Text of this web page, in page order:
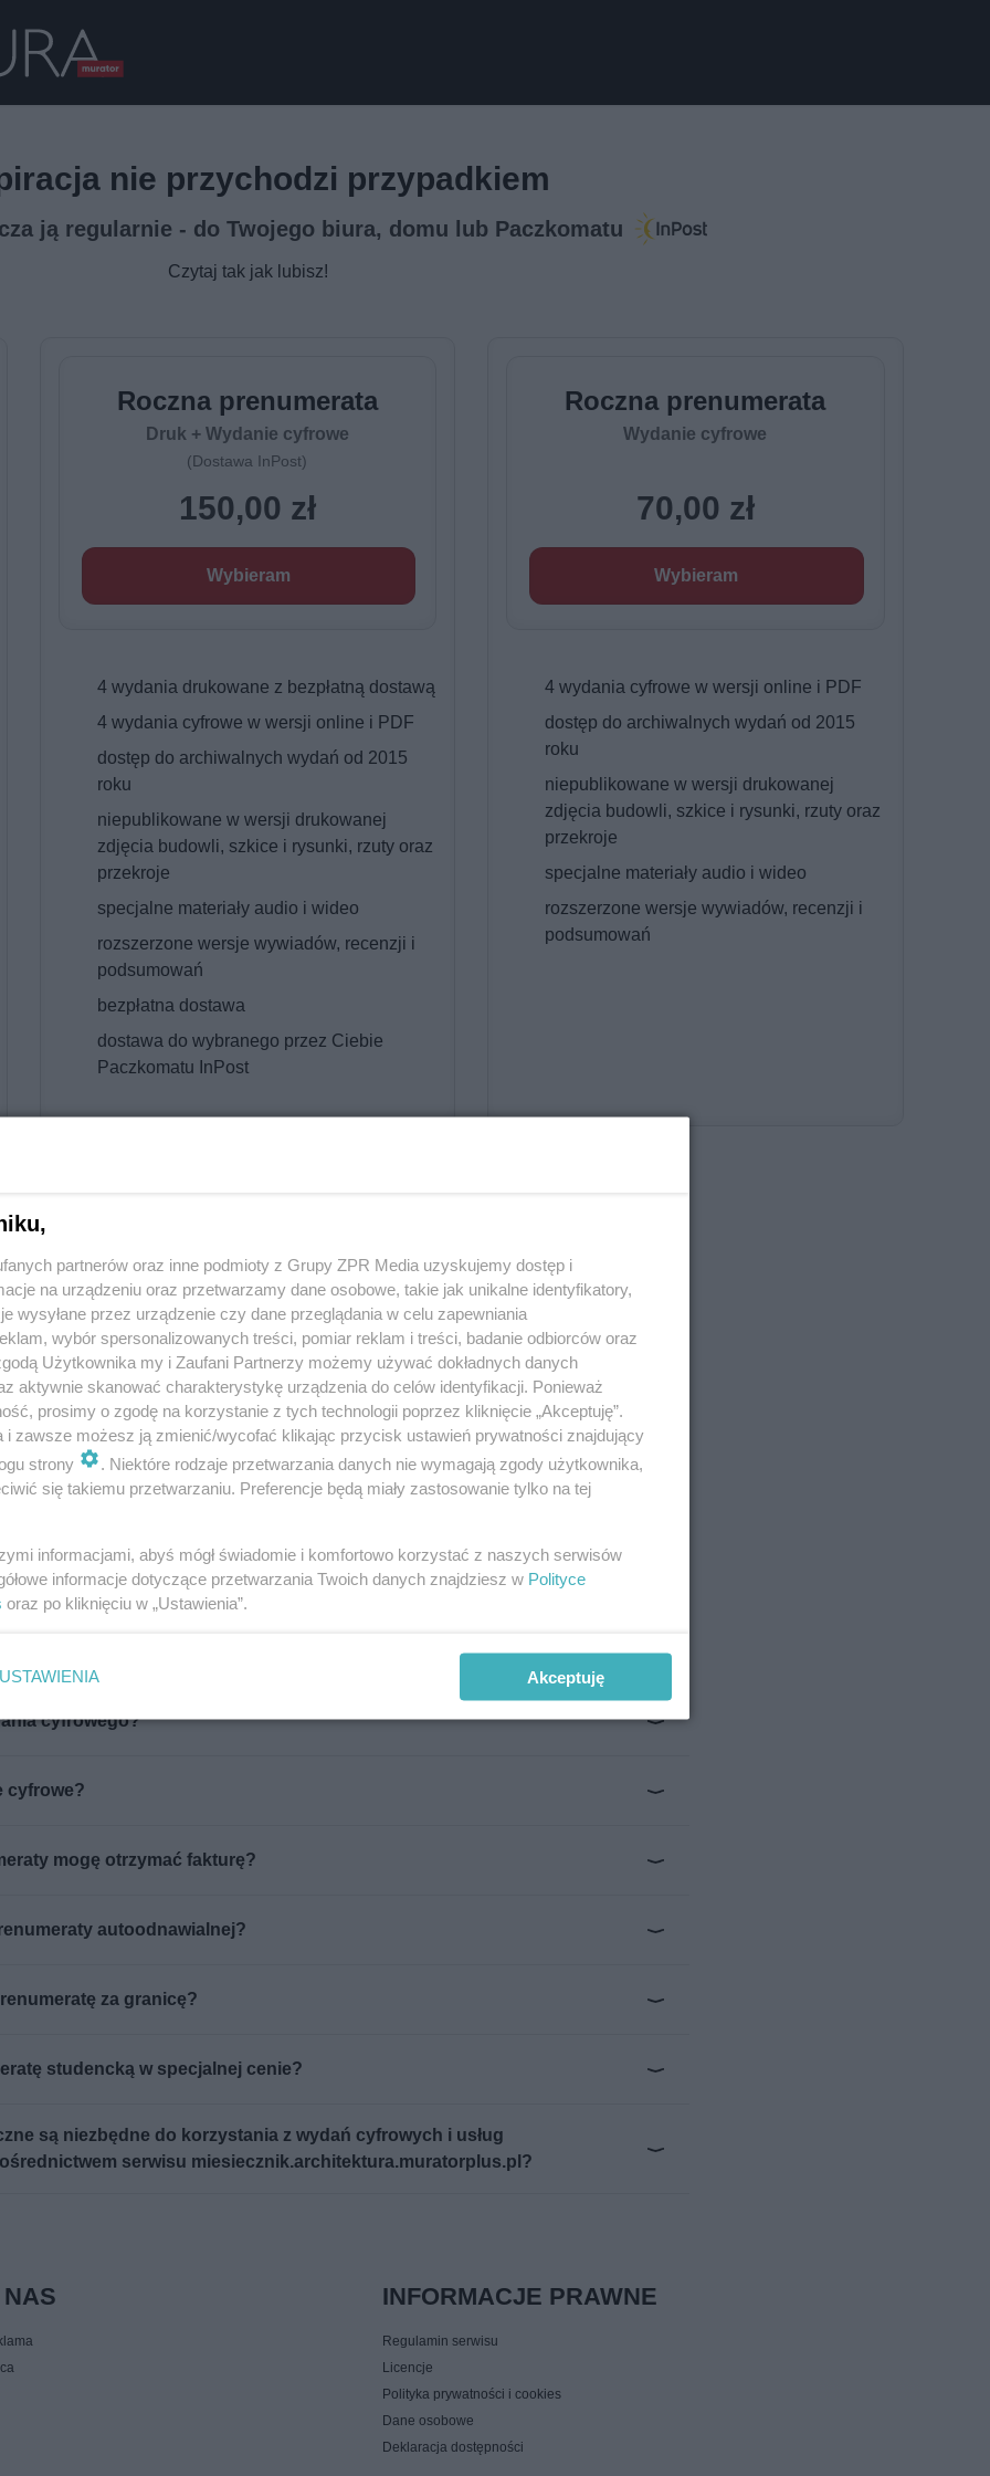
nie przychodzi przypadkiem
ją regularnie - do Twojego biura, domu lub Paczkomatu
Czytaj tak jak lubisz!
Roczna prenumerata
Druk + Wydanie cyfrowe
(Dostawa InPost)
150,00 zł
Wybieram
4 wydania drukowane z bezpłatną dostawą
4 wydania cyfrowe w wersji online i PDF
dostęp do archiwalnych wydań od 2015
roku
niepublikowane w wersji drukowanej
zdjęcia budowli, szkice i rysunki, rzuty oraz
przekroje
specjalne materiały audio i wideo
rozszerzone wersje wywiadów, recenzji i
podsumowań
bezpłatna dostawa
dostawa do wybranego przez Ciebie
Paczkomatu InPost
Roczna prenumerata
Wydanie cyfrowe
70,00 zł
Wybieram
4 wydania cyfrowe w wersji online i PDF
dostęp do archiwalnych wydań od 2015
roku
niepublikowane w wersji drukowanej
zdjęcia budowli, szkice i rysunki, rzuty oraz
przekroje
specjalne materiały audio i wideo
rozszerzone wersje wywiadów, recenzji i
podsumowań
Najczęściej zadawane pytania
doliczyć do kosztów uzyskania przychodu?
drukowanych w ramach pakietu „Druk + Wydanie cyfrowe” naliczana jest
drukowanych w ramach pakietu „Druk + Wydanie cyfrowe” naliczana jest
dostęp do wydań cyfrowych?
cyfrowego?
cyfrowe?
mogę otrzymać fakturę?
autoodnawialnej?
za granicę?
studencką w specjalnej cenie?
są niezbędne do korzystania z wydań cyfrowych i usług
serwisu miesiecznik.architektura.muratorplus.pl?
NAS INFORMACJE PRAWNE
Regulamin serwisu
Licencje
Polityka prywatności i cookies
Dane osobowe
Deklaracja dostępności
partnerów oraz inne podmioty z Grupy ZPR Media uzyskujemy dostęp i
na urządzeniu oraz przetwarzamy dane osobowe, takie jak unikalne identyfikatory,
wysyłane przez urządzenie czy dane przeglądania w celu zapewniania
wybór spersonalizowanych treści, pomiar reklam i treści, badanie odbiorców oraz
Użytkownika my i Zaufani Partnerzy możemy używać dokładnych danych
aktywnie skanować charakterystykę urządzenia do celów identyfikacji. Ponieważ
prosimy o zgodę na korzystanie z tych technologii poprzez kliknięcie „Akceptuję”.
i zawsze możesz ją zmienić/wycofać klikając przycisk ustawień prywatności znajdujący
strony
. Niektóre rodzaje przetwarzania danych nie wymagają zgody użytkownika,
się takiemu przetwarzaniu. Preferencje będą miały zastosowanie tylko na tej
informacjami, abyś mógł świadomie i komfortowo korzystać z naszych serwisów
informacje dotyczące przetwarzania Twoich danych znajdziesz w Polityce
oraz po kliknięciu w „Ustawienia”.
USTAWIENIA Akceptuję